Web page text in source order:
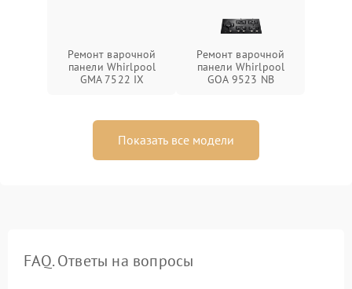
Ремонт варочной
панели Whirlpool
GMA 7522 IX
Ремонт варочной
панели Whirlpool
GOA 9523 NB
Показать все модели
FAQ. Ответы на вопросы